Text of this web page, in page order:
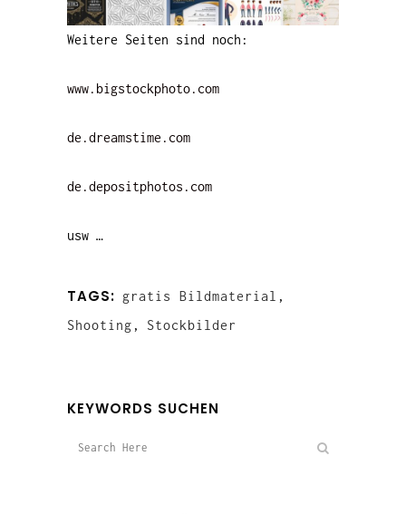
Weitere Seiten sind noch:
www.bigstockphoto.com
de.dreamstime.com
de.depositphotos.com
usw …
TAGS: gratis Bildmaterial ,
Shooting , Stockbilder
KEYWORDS SUCHEN